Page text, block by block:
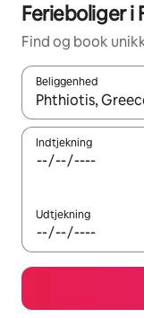
Ferieboliger i
Find og book
Beliggenhed
Når resultaterne
Indtjekning
Udtjekning